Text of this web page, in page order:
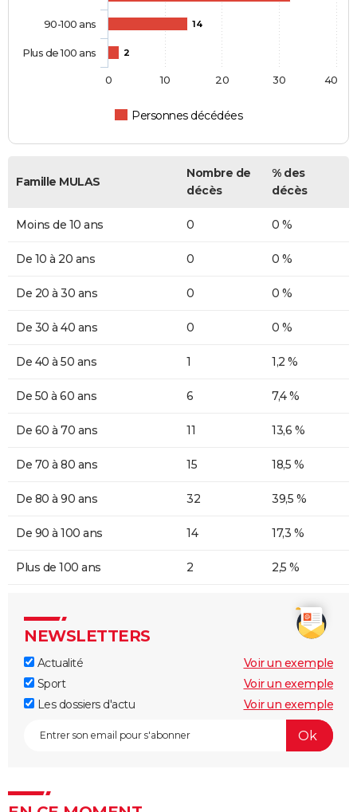
14
2
Personnes décédées
90-100 ans
Plus de 100 ans
0 10 20 30 40
Famille MULAS
Nombre de
décès
% des
décès
Moins de 10 ans 0 0 %
De 10 à 20 ans 0 0 %
De 20 à 30 ans 0 0 %
De 30 à 40 ans 0 0 %
De 40 à 50 ans 1 1,2 %
De 50 à 60 ans 6 7,4 %
De 60 à 70 ans 11 13,6 %
De 70 à 80 ans 15 18,5 %
De 80 à 90 ans 32 39,5 %
De 90 à 100 ans 14 17,3 %
Plus de 100 ans 2 2,5 %
NEWSLETTERS
Actualité
Voir un exemple
Sport
Voir un exemple
Les dossiers d'actu
Voir un exemple